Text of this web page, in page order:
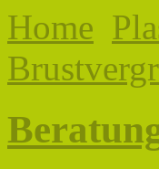
Home